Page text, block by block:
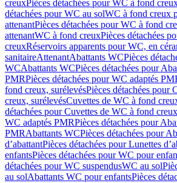
creuxPièces détachées pour WC à fond
détachées pour WC au solWC à fond creux
attenantPièces détachées pour WC à fond
attenantWC à fond creuxPièces détachées
creuxRéservoirs apparents pour WC, en
sanitaireAttenantAbattants WCPièces
WCAbattants WCPièces détachées pour
PMRPièces détachées pour WC adaptés
fond creux, surélevésPièces détachées pour
creux, surélevésCuvettes de WC à fond
détachées pour Cuvettes de WC à fond
WC adaptés PMRPièces détachées pour
PMRAbattants WCPièces détachées pour
d’abattantPièces détachées pour Lunettes
enfantsPièces détachées pour WC pour
détachées pour WC suspendusWC au sol
au solAbattants WC pour enfantsPièces